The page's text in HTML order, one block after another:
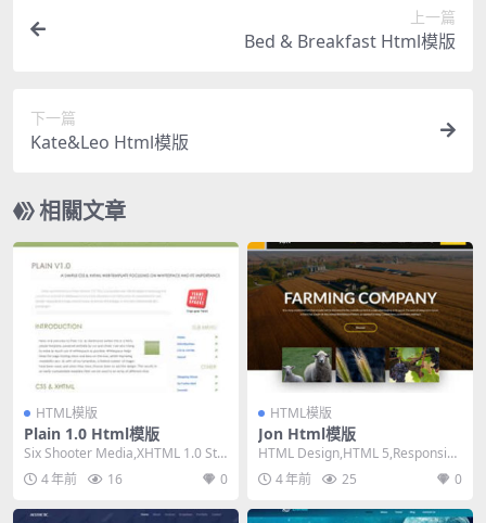
上一篇
Bed & Breakfast Html模版
下一篇
Kate&Leo Html模版
相關文章
HTML模版
Plain 1.0 Html模版
Six Shooter Media,XHTML 1.0 Stri
ct,Fixed...
4 年前 16 0
HTML模版
Jon Html模版
HTML Design,HTML 5,Responsiv
e, 4 Columns...
4 年前 25 0